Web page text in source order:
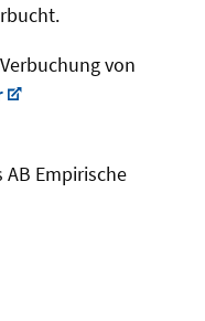
von
AB Empirische